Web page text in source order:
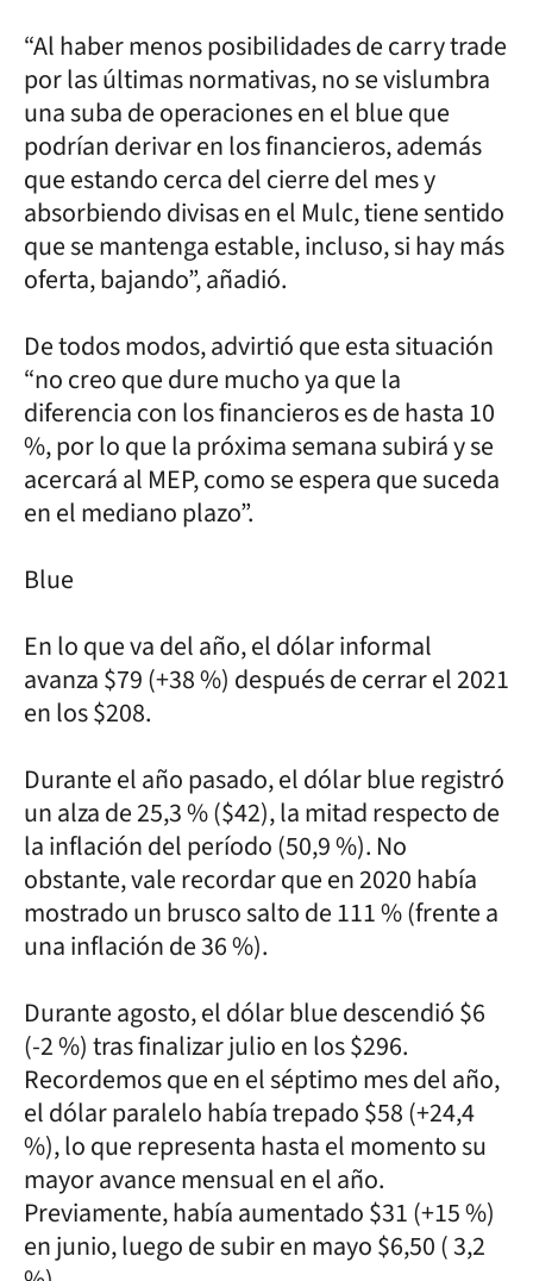
“Al haber menos posibilidades de carry trade
por las últimas normativas, no se vislumbra
una suba de operaciones en el blue que
podrían derivar en los financieros, además
que estando cerca del cierre del mes y
absorbiendo divisas en el Mulc, tiene sentido
que se mantenga estable, incluso, si hay más
oferta, bajando”, añadió.
De todos modos, advirtió que esta situación
“no creo que dure mucho ya que la
diferencia con los financieros es de hasta 10
%, por lo que la próxima semana subirá y se
acercará al MEP, como se espera que suceda
en el mediano plazo”.
Blue
En lo que va del año, el dólar informal
avanza $79 (+38 %) después de cerrar el 2021
en los $208.
Durante el año pasado, el dólar blue registró
un alza de 25,3 % ($42), la mitad respecto de
la inflación del período (50,9 %). No
obstante, vale recordar que en 2020 había
mostrado un brusco salto de 111 % (frente a
una inflación de 36 %).
Durante agosto, el dólar blue descendió $6
(-2 %) tras finalizar julio en los $296.
Recordemos que en el séptimo mes del año,
el dólar paralelo había trepado $58 (+24,4
%), lo que representa hasta el momento su
mayor avance mensual en el año.
Previamente, había aumentado $31 (+15 %)
en junio, luego de subir en mayo $6,50 ( 3,2